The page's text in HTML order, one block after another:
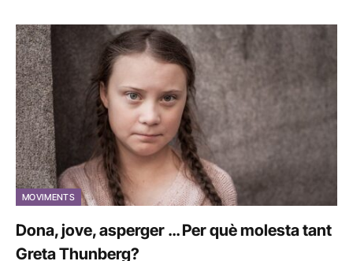
MOVIMENTS
Dona, jove, asperger … Per què molesta tant
Greta Thunberg?